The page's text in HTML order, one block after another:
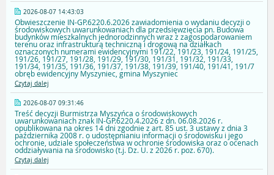
2026-08-07 14:43:03
Obwieszczenie IN-GP.6220.6.2026 zawiadomienia o wydaniu decyzji o
środowiskowych uwarunkowaniach dla przedsięwzięcia pn. Budowa
budynków mieszkalnych jednorodzinnych wraz z zagospodarowaniem
terenu oraz infrastrukturą techniczną i drogową na działkach
oznaczonych numerami ewidencyjnymi 191/22, 191/23, 191/24, 191/25,
191/26, 191/27, 191/28, 191/29, 191/30, 191/31, 191/32, 191/33,
191/34, 191/35, 191/36, 191/37, 191/38, 191/39, 191/40, 191/41, 191/7
obręb ewidencyjny Myszyniec, gmina Myszyniec
Czytaj dalej
2026-08-07 09:31:46
Treść decyzji Burmistrza Myszyńca o środowiskowych
uwarunkowaniach znak IN-GP.6220.4.2026 z dn. 06.08.2026 r.
opublikowana na okres 14 dni zgodnie z art. 85 ust. 3 ustawy z dnia 3
października 2008 r. o udostępnianiu informacji o środowisku i jego
ochronie, udziale społeczeństwa w ochronie środowiska oraz o ocenach
oddziaływania na środowisko (t.j. Dz. U. z 2026 r. poz. 670).
Czytaj dalej